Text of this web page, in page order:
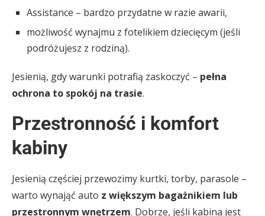
Assistance – bardzo przydatne w razie awarii,
możliwość wynajmu z fotelikiem dziecięcym (jeśli
podróżujesz z rodziną).
Jesienią, gdy warunki potrafią zaskoczyć – pełna
ochrona to spokój na trasie.
Przestronność i komfort
kabiny
Jesienią częściej przewozimy kurtki, torby, parasole –
warto wynająć auto z większym bagażnikiem lub
przestronnym wnętrzem. Dobrze, jeśli kabina jest